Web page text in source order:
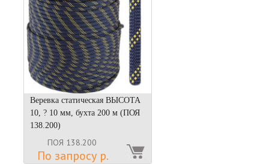
Веревка статическая ВЫСОТА
10, ? 10 мм, бухта 200 м (ПОЯ
138.200)
ПОЯ 138.200
По запросу р.